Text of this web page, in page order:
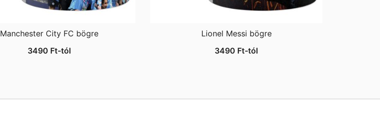
Manchester City FC bögre
3490 Ft-tól
Lionel Messi bögre
3490 Ft-tól